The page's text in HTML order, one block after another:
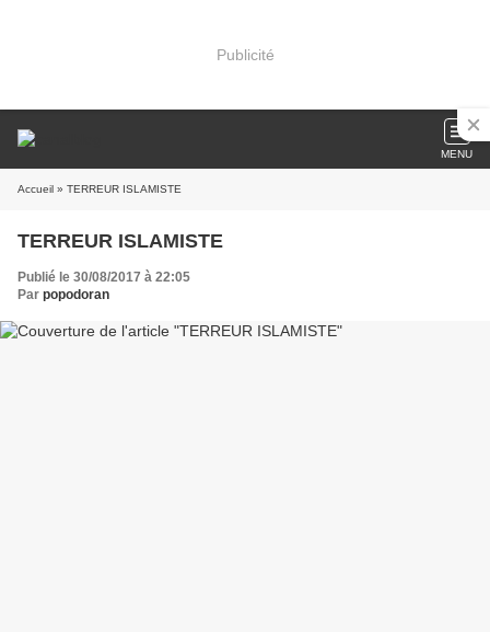
Publicité
MENU
Accueil » TERREUR ISLAMISTE
TERREUR ISLAMISTE
Publié le 30/08/2017 à 22:05
Par popodoran